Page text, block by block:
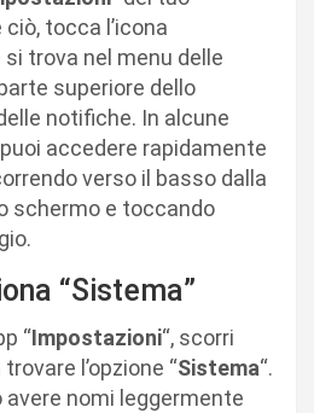
tocca l’icona
si trova nel menu delle
superiore dello
notifiche. In alcune
puoi accedere rapidamente
verso il basso dalla
schermo e toccando
“Sistema”
“Impostazioni“, scorri
l’opzione “Sistema“.
avere nomi leggermente